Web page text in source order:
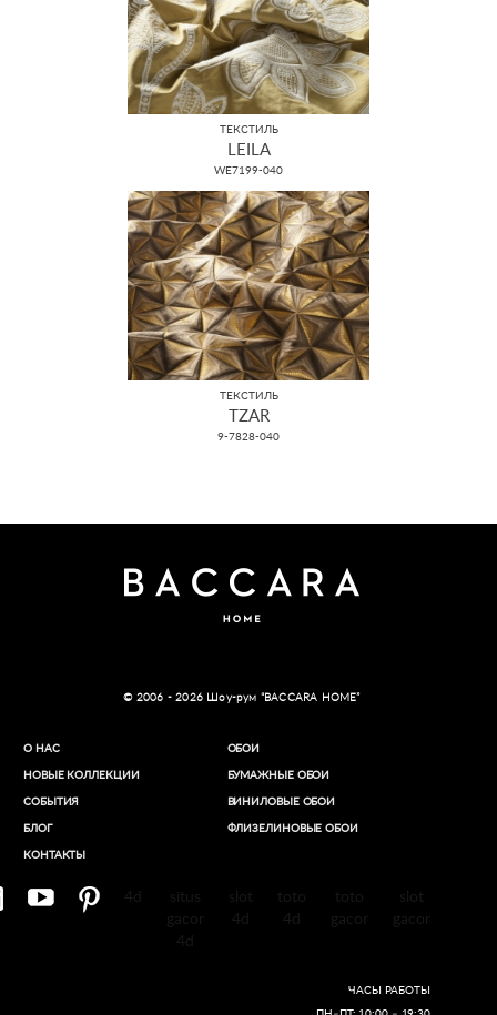
ТЕКСТИЛЬ
LEILA
WE7199-040
ТЕКСТИЛЬ
TZAR
9-7828-040
© 2006 - 2026 Шоу-рум “BACCARA HOME”
О НАС
НОВЫЕ КОЛЛЕКЦИИ
СОБЫТИЯ
БЛОГ
КОНТАКТЫ
ОБОИ
БУМАЖНЫЕ ОБОИ
ВИНИЛОВЫЕ ОБОИ​
ФЛИЗЕЛИНОВЫЕ ОБОИ
ЧАСЫ РАБОТЫ